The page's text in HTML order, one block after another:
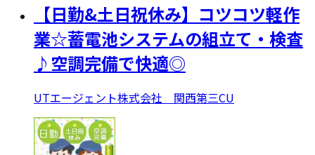
【日勤&土日祝休み】コツコツ軽作
業☆蓄電池システムの組立て・検査
♪空調完備で快適◎
UTエージェント株式会社 関西第三CU